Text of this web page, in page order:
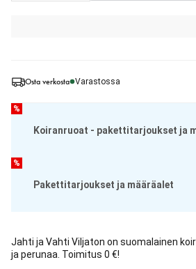
Osta verkosta Varastossa
%
Koiranruoat - pakettitarjoukset ja
%
Pakettitarjoukset ja määräalet
Jahti ja Vahti Viljaton on suomalainen
ja perunaa. Toimitus 0 €!